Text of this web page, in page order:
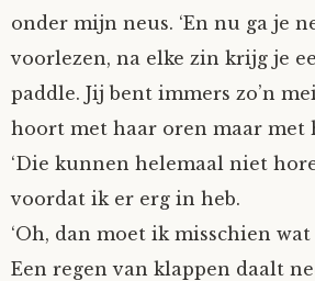
onder mijn neus. ‘En nu ga je
voorlezen, na elke zin krijg je
paddle. Jij bent immers zo’n
hoort met haar oren maar met
‘Die kunnen helemaal niet
voordat ik er erg in heb.
‘Oh, dan moet ik misschien wat
Een regen van klappen daalt